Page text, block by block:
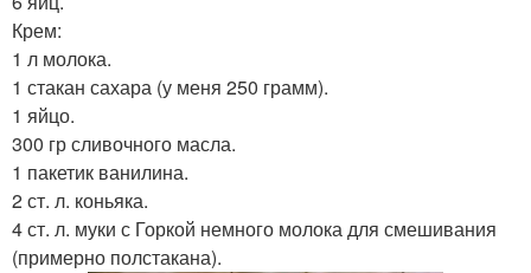
Крем:
1 л молока.
1 стакан сахара (у меня 250 грамм).
1 яйцо.
300 гр сливочного масла.
1 пакетик ванилина.
2 ст. л. коньяка.
4 ст. л. муки с Горкой немного молока для смешивания
(примерно полстакана).